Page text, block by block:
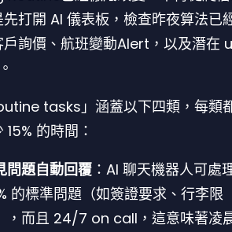
打開 AI 儀表板，檢查昨夜算法已
戶詢價、航班變動Alert，以及潛在
tasks」涵蓋以下四類，每類
的時間：
問題自動回覆 ：AI 聊天機器人可處
的標準問題（如簽證要求、行李限
，而且 24/7 on call，這意味著凌